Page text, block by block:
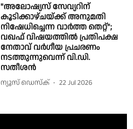
"അലോഷ്യസ് സേവ്യറിന്
കൂടിക്കാഴ്ചയ്ക്ക് അനുമതി
നിഷേധിച്ചെന്ന വാർത്ത തെറ്റ്";
വഖഫ് വിഷയത്തിൽ പ്രതിപക്ഷ
നേതാവ് വർഗീയ പ്രചരണം
നടത്തുന്നുവെന്ന് വി.ഡി.
സതീശൻ
ന്യൂസ് ഡെസ്ക് 22 Jul 2026